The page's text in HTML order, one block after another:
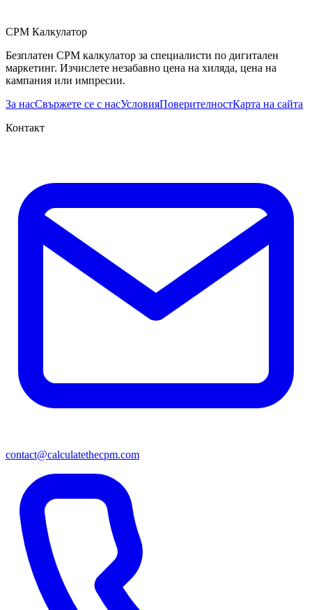
CPM Калкулатор
Безплатен CPM калкулатор за специалисти по дигитален
маркетинг. Изчислете незабавно цена на хиляда, цена на
кампания или импресии.
За насСвържете се с насУсловияПоверителностКарта на сайта
Контакт
contact@calculatethecpm.com